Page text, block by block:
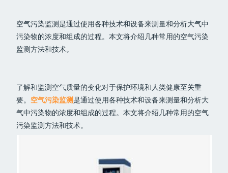
空气污染监测是通过使用各种技术和设备来测量和分析大气中
污染物的浓度和组成的过程。本文将介绍几种常用的空气污染
监测方法和技术。
了解和监测空气质量的变化对于保护环境和人类健康至关重
要。 空气污染监测是通过使用各种技术和设备来测量和分析大
气中污染物的浓度和组成的过程。本文将介绍几种常用的空气
污染监测方法和技术。